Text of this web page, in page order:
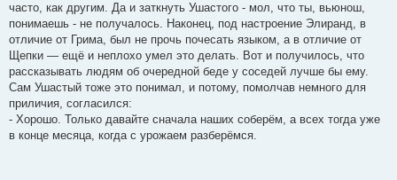
часто, как другим. Да и заткнуть Ушастого - мол, что ты, вьюнош,
понимаешь - не получалось. Наконец, под настроение Элиранд, в
отличие от Грима, был не прочь почесать языком, а в отличие от
Щепки — ещё и неплохо умел это делать. Вот и получилось, что
рассказывать людям об очередной беде у соседей лучше бы ему.
Сам Ушастый тоже это понимал, и потому, помолчав немного для
приличия, согласился:
- Хорошо. Только давайте сначала наших соберём, а всех тогда уже
в конце месяца, когда с урожаем разберёмся.